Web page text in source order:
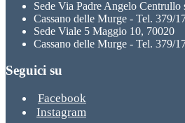
Sede Via Padre Angelo Centrullo
Cassano delle Murge - Tel. 379/
Sede Viale 5 Maggio 10, 70020
Cassano delle Murge - Tel. 379/
Seguici su
Facebook
Instagram